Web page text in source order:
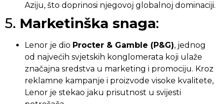
Aziju, što doprinosi njegovoj globalnoj dominaciji.
5. Marketinška snaga:
Lenor je dio Procter & Gamble (P&G), jednog
od najvećih svjetskih konglomerata koji ulaže
značajna sredstva u marketing i promociju. Kroz
reklamne kampanje i proizvode visoke kvalitete,
Lenor je stekao jaku prisutnost u svijesti